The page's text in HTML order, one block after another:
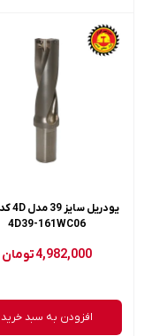
4D39-161WC06
4,982,000تومان
افزودن به سبد خرید